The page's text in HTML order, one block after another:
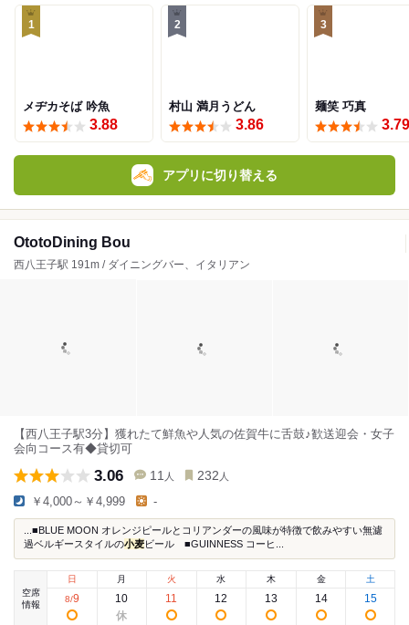
1
メヂカそば 吟魚
3.88
2
村山 満月うどん
3.86
3
麺笑 巧真
3.79
アプリに切り替える
OtotoDining Bou
西八王子駅 191m / ダイニングバー、イタリアン
【西八王子駅3分】獲れたて鮮魚や人気の佐賀牛に舌鼓♪歓送迎会・女子
会向コース有◆貸切可
3.06 11 人 232 人
￥4,000～￥4,999 -
...■BLUE MOON オレンジピールとコリアンダーの風味が特徴で飲みやすい無濾
過ベルギースタイルの小麦ビール ■GUINNESS コーヒ...
空席
情報
日
8/9
月
10
火
11
水
12
木
13
金
14
土
15